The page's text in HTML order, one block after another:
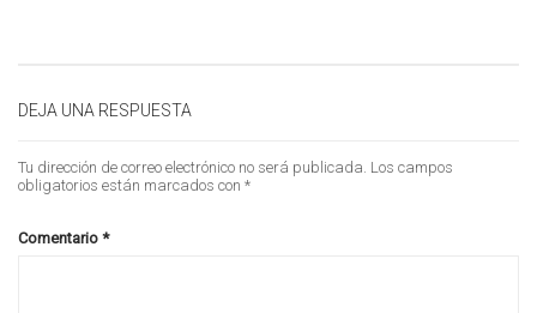
DEJA UNA RESPUESTA
Tu dirección de correo electrónico no será publicada. Los campos
obligatorios están marcados con *
Comentario *